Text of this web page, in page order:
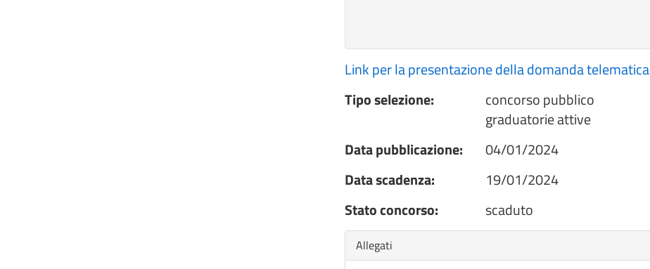
Link per la presentazione della domanda telematica
Tipo selezione:
concorso pubblico
graduatorie attive
Data pubblicazione:
04/01/2024
Data scadenza:
19/01/2024
Stato concorso:
scaduto
Nascondi
Allegati